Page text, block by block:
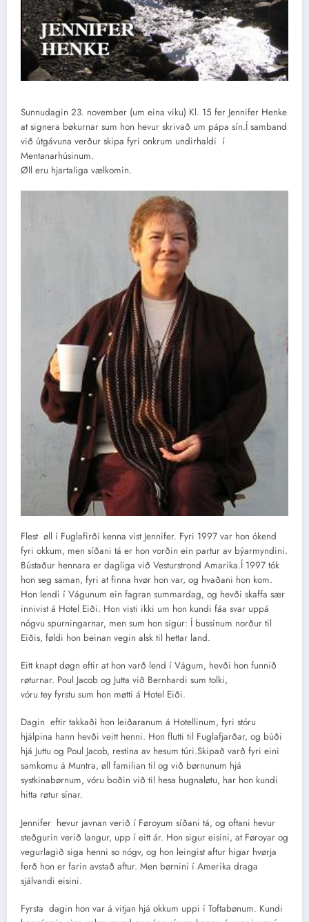
Sunnudagin 23. november (um eina viku) Kl. 15 fer Jennifer Henke
at signera bøkurnar sum hon hevur skrivað um pápa sín.Í samband
við útgávuna verður skipa fyri onkrum undirhaldi í
Mentanarhúsinum.
Øll eru hjartaliga vælkomin.
Flest øll í Fuglafirði kenna vist Jennifer. Fyri 1997 var hon ókend
fyri okkum, men síðani tá er hon vorðin ein partur av býarmyndini.
Bústaður hennara er dagliga við Vesturstrond Amarika.Í 1997 tók
hon seg saman, fyri at finna hvør hon var, og hvaðani hon kom.
Hon lendi í Vágunum ein fagran summardag, og hevði skaffa sær
innivist á Hotel Eiði. Hon visti ikki um hon kundi fáa svar uppá
nógvu spurningarnar, men sum hon sigur: Í bussinum norður til
Eiðis, føldi hon beinan vegin alsk til hettar land.
Eitt knapt døgn eftir at hon varð lend í Vágum, hevði hon funnið
røturnar. Poul Jacob og Jutta við Bernhardi sum tolki,
vóru tey fyrstu sum hon møtti á Hotel Eiði.
Dagin eftir takkaði hon leiðaranum á Hotellinum, fyri stóru
hjálpina hann hevði veitt henni. Hon flutti til Fuglafjarðar, og búði
hjá Juttu og Poul Jacob, restina av hesum túri.Skipað varð fyri eini
samkomu á Muntra, øll familian til og við børnunum hjá
systkinabørnum, vóru boðin við til hesa hugnaløtu, har hon kundi
hitta røtur sínar.
Jennifer hevur javnan verið í Føroyum síðani tá, og oftani hevur
steðgurin verið langur, upp í eitt ár. Hon sigur eisini, at Føroyar og
vegurlagið siga henni so nógv, og hon leingist aftur higar hvørja
ferð hon er farin avstað aftur. Men børnini í Amerika draga
sjálvandi eisini.
Fyrsta dagin hon var á vitjan hjá okkum uppi í Toftabønum. Kundi